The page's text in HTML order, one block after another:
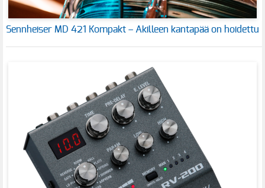
Sennheiser MD 421 Kompakt – Akilleen kantapää on hoidettu